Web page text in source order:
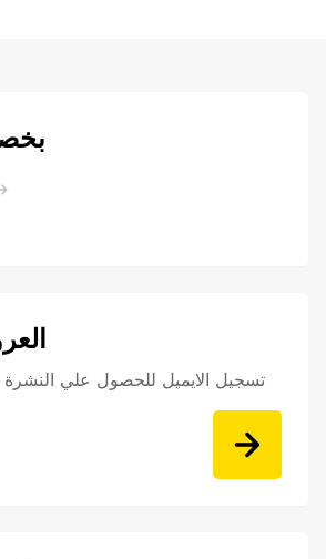
تسجيل الايميل للحصول علي